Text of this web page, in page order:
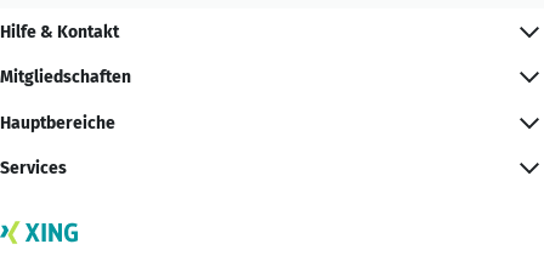
Hilfe & Kontakt
Mitgliedschaften
Hauptbereiche
Services